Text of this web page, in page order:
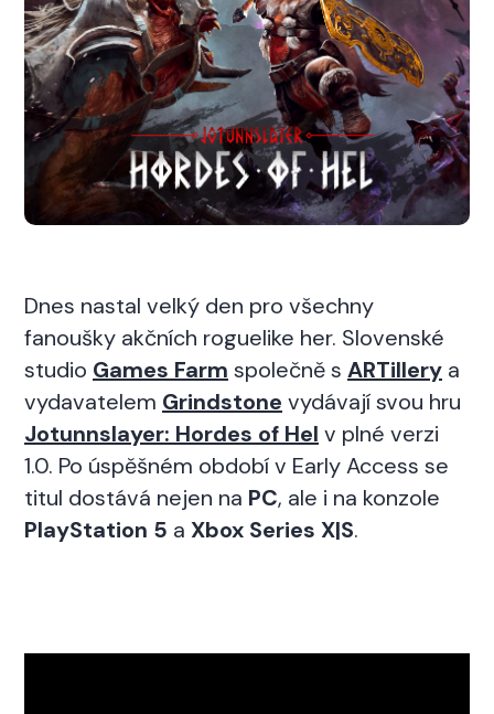
Dnes nastal velký den pro všechny
fanoušky akčních roguelike her. Slovenské
studio Games Farm společně s ARTillery a
vydavatelem Grindstone vydávají svou hru
Jotunnslayer: Hordes of Hel v plné verzi
1.0. Po úspěšném období v Early Access se
titul dostává nejen na PC, ale i na konzole
PlayStation 5 a Xbox Series X|S.